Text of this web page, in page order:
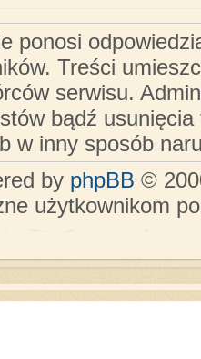
ponosi
Treści
serwisu.
bądź
w inny sposób
by phpBB ©
użytkownikom